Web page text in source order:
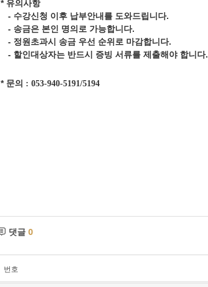
* 유의사항
- 수강신청 이후 납부안내를 도와드립니다.
- 송금은 본인 명의로 가능합니다.
- 정원초과시 송금 우선 순위로 마감합니다.
- 할인대상자는 반드시 증빙 서류를 제출해야 합니다.
* 문의 : 053-940-5191/5194
댓글 0
번호